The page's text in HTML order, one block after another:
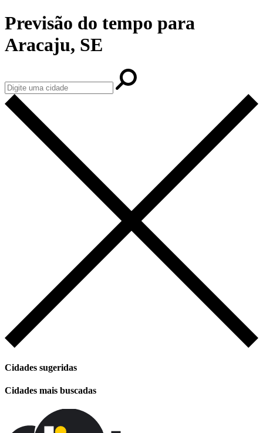
Previsão do tempo para
Aracaju, SE
Cidades sugeridas
Cidades mais buscadas